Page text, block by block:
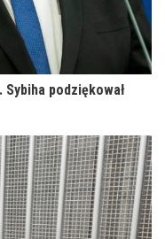
podziękował